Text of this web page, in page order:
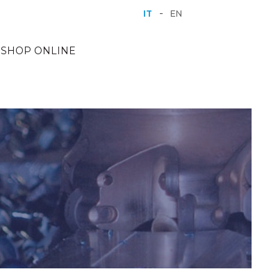
IT - EN
SHOP ONLINE